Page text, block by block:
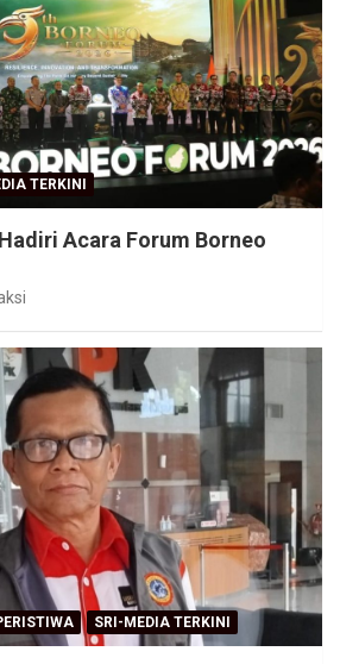
TERKINI
Acara Forum Borneo
SRI-MEDIA TERKINI